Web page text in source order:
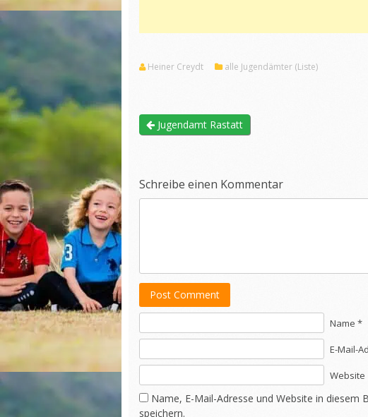
Heiner Creydt alle Jugendämter (Liste)
Jugendamt Rastatt
Schreibe einen Kommentar
Post Comment
Name *
E-Mail-
Website
Name, E-Mail-Adresse und Website in
speichern.